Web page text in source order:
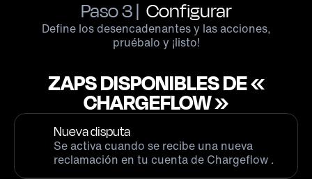
Paso 3 | Configurar
Define los desencadenantes y las acciones,
pruébalo y ¡listo!
ZAPS DISPONIBLES DE «
CHARGEFLOW »
Nueva disputa
Se activa cuando se recibe una nueva
reclamación en tu cuenta de Chargeflow .